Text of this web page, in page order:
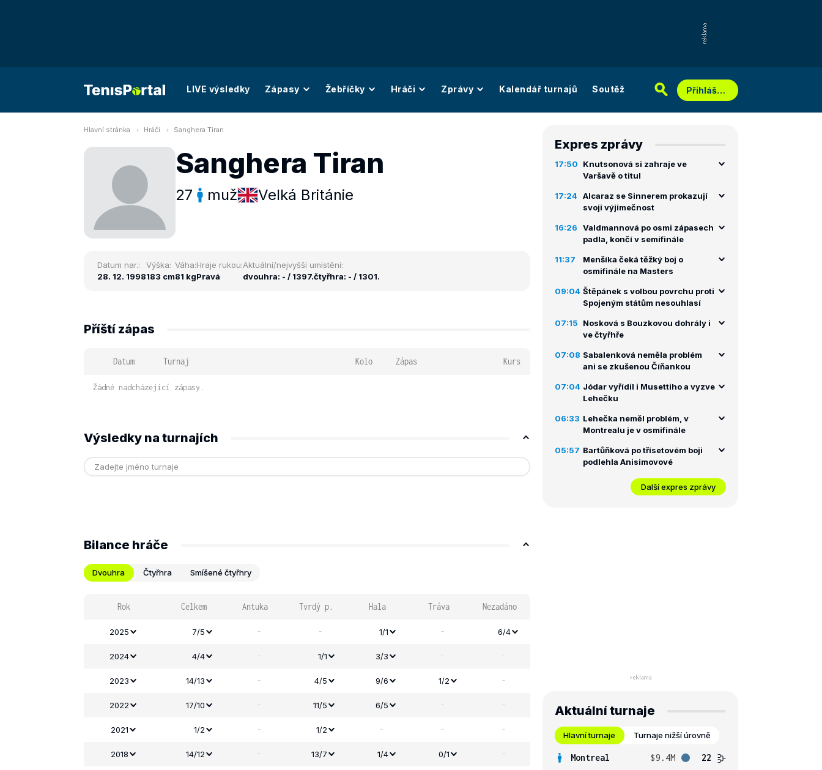
LIVE výsledky Zápasy Žebříčky Hráči Zprávy Kalendář turnajů Soutěž Přihlášení
Hlavní stránka Hráči Sanghera Tiran
Sanghera Tiran
27 muž Velká Británie
Datum nar.:
28. 12. 1998
Výška:
183 cm
Váha:
81 kg
Hraje rukou:
Pravá
Aktuální/nejvyšší umístění:
dvouhra: - / 1397.čtyřhra: - / 1301.
Příští zápas
Datum Turnaj Kolo Zápas Kurs
Žádné nadcházející zápasy.
Výsledky na turnajích
Bilance hráče
Dvouhra Čtyřhra Smíšené čtyřhry
Rok Celkem Antuka Tvrdý p. Hala Tráva Nezadáno
2025 7/5 - - 1/1 - 6/4
2024 4/4 - 1/1 3/3 - -
2023 14/13 - 4/5 9/6 1/2 -
2022 17/10 - 11/5 6/5 - -
2021 1/2 - 1/2 - - -
2018 14/12 - 13/7 1/4 0/1 -
Expres zprávy
17:50
Knutsonová si zahraje ve
Varšavě o titul
17:24 Alcaraz se Sinnerem prokazují
svoji výjimečnost
16:26
Valdmannová po osmi zápasech
padla, končí v semifinále
11:37
Menšíka čeká těžký boj o
osmifinále na Masters
09:04 Štěpánek s volbou povrchu proti
Spojeným státům nesouhlasí
07:15
Nosková s Bouzkovou dohrály i
ve čtyřhře
07:08 Sabalenková neměla problém
ani se zkušenou Číňankou
07:04 Jódar vyřídil i Musettiho a vyzve
Lehečku
06:33 Lehečka neměl problém, v
Montrealu je v osmifinále
05:57 Bartůňková po třísetovém boji
podlehla Anisimovové
Další expres zprávy
Aktuální turnaje
Hlavní turnaje Turnaje nižší úrovně
Montreal $9.4M
22